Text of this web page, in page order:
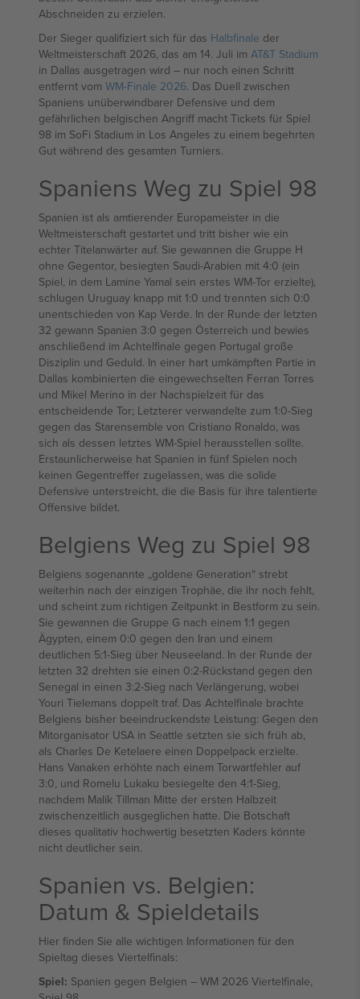
Abschneiden zu erzielen.
Der Sieger qualifiziert sich für das Halbfinale der
Weltmeisterschaft 2026, das am 14. Juli im AT&T Stadium
in Dallas ausgetragen wird – nur noch einen Schritt
entfernt vom WM-Finale 2026. Das Duell zwischen
Spaniens unüberwindbarer Defensive und dem
gefährlichen belgischen Angriff macht Tickets für Spiel
98 im SoFi Stadium in Los Angeles zu einem begehrten
Gut während des gesamten Turniers.
Spaniens Weg zu Spiel 98
Spanien ist als amtierender Europameister in die
Weltmeisterschaft gestartet und tritt bisher wie ein
echter Titelanwärter auf. Sie gewannen die Gruppe H
ohne Gegentor, besiegten Saudi-Arabien mit 4:0 (ein
Spiel, in dem Lamine Yamal sein erstes WM-Tor erzielte),
schlugen Uruguay knapp mit 1:0 und trennten sich 0:0
unentschieden von Kap Verde. In der Runde der letzten
32 gewann Spanien 3:0 gegen Österreich und bewies
anschließend im Achtelfinale gegen Portugal große
Disziplin und Geduld. In einer hart umkämpften Partie in
Dallas kombinierten die eingewechselten Ferran Torres
und Mikel Merino in der Nachspielzeit für das
entscheidende Tor; Letzterer verwandelte zum 1:0-Sieg
gegen das Starensemble von Cristiano Ronaldo, was
sich als dessen letztes WM-Spiel herausstellen sollte.
Erstaunlicherweise hat Spanien in fünf Spielen noch
keinen Gegentreffer zugelassen, was die solide
Defensive unterstreicht, die die Basis für ihre talentierte
Offensive bildet.
Belgiens Weg zu Spiel 98
Belgiens sogenannte „goldene Generation“ strebt
weiterhin nach der einzigen Trophäe, die ihr noch fehlt,
und scheint zum richtigen Zeitpunkt in Bestform zu sein.
Sie gewannen die Gruppe G nach einem 1:1 gegen
Ägypten, einem 0:0 gegen den Iran und einem
deutlichen 5:1-Sieg über Neuseeland. In der Runde der
letzten 32 drehten sie einen 0:2-Rückstand gegen den
Senegal in einen 3:2-Sieg nach Verlängerung, wobei
Youri Tielemans doppelt traf. Das Achtelfinale brachte
Belgiens bisher beeindruckendste Leistung: Gegen den
Mitorganisator USA in Seattle setzten sie sich früh ab,
als Charles De Ketelaere einen Doppelpack erzielte.
Hans Vanaken erhöhte nach einem Torwartfehler auf
3:0, und Romelu Lukaku besiegelte den 4:1-Sieg,
nachdem Malik Tillman Mitte der ersten Halbzeit
zwischenzeitlich ausgeglichen hatte. Die Botschaft
dieses qualitativ hochwertig besetzten Kaders könnte
nicht deutlicher sein.
Spanien vs. Belgien:
Datum & Spieldetails
Hier finden Sie alle wichtigen Informationen für den
Spieltag dieses Viertelfinals:
Spiel: Spanien gegen Belgien – WM 2026 Viertelfinale,